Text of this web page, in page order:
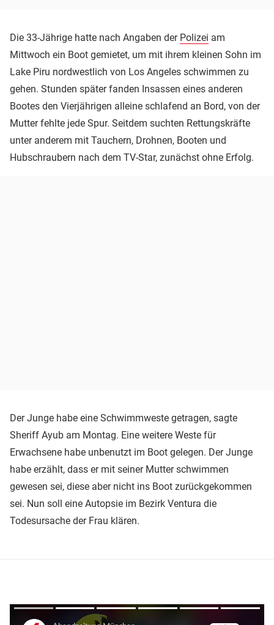
Die 33-Jährige hatte nach Angaben der Polizei am
Mittwoch ein Boot gemietet, um mit ihrem kleinen Sohn im
Lake Piru nordwestlich von Los Angeles schwimmen zu
gehen. Stunden später fanden Insassen eines anderen
Bootes den Vierjährigen alleine schlafend an Bord, von der
Mutter fehlte jede Spur. Seitdem suchten Rettungskräfte
unter anderem mit Tauchern, Drohnen, Booten und
Hubschraubern nach dem TV-Star, zunächst ohne Erfolg.
Der Junge habe eine Schwimmweste getragen, sagte
Sheriff Ayub am Montag. Eine weitere Weste für
Erwachsene habe unbenutzt im Boot gelegen. Der Junge
habe erzählt, dass er mit seiner Mutter schwimmen
gewesen sei, diese aber nicht ins Boot zurückgekommen
sei. Nun soll eine Autopsie im Bezirk Ventura die
Todesursache der Frau klären.